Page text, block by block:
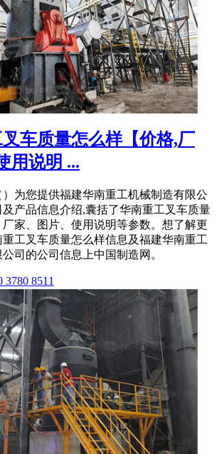
车质量怎么样【价格,厂
用说明 ...
为您提供福建华南重工机械制造有限公
产品信息介绍,囊括了华南重工叉车质量
家、图片、使用说明等参数。想了解更
工叉车质量怎么样信息及福建华南重工
司的公司信息上中国制造网。
8511